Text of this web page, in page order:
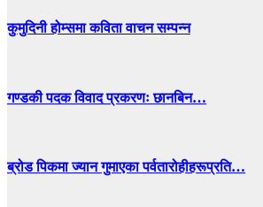
कुमुदिनी होम्समा कविता वाचन सम्पन्न
गण्डकी पदक विवाद प्रकरणः छानबिन…
ब्रोड पिकमा ज्यान गुमाएका पर्वतारोहीहरूप्रति…